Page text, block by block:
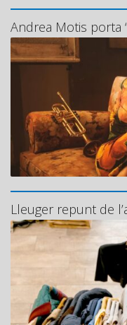
Andrea Motis porta
Lleuger repunt de